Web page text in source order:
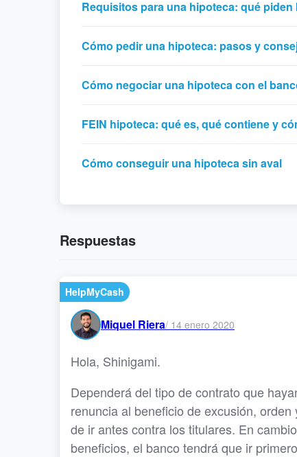
Requisitos para una hipoteca: qué piden
Cómo pedir una hipoteca: pasos y
Cómo negociar una hipoteca con el
FEIN hipoteca: qué es, qué contiene y
Cómo conseguir una hipoteca sin aval
Respuestas
HelpMyCash
Miquel Riera/ 14 enero 2020
Hola, Shinigami.
Dependerá del tipo de contrato que
renuncia al beneficio de excusión,
de ir antes contra los titulares. En
beneficios, el banco tendrá que ir